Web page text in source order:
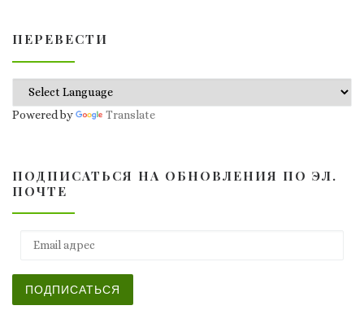
ПЕРЕВЕСТИ
Powered by Translate
ПОДПИСАТЬСЯ НА ОБНОВЛЕНИЯ ПО ЭЛ.
ПОЧТЕ
ПОДПИСАТЬСЯ